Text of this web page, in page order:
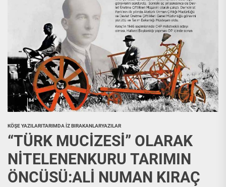
KÖŞE YAZILARITARIMDA İZ BIRAKANLARYAZILAR
“TÜRK MUCİZESİ” OLARAK
NİTELENENKURU TARIMIN
ÖNCÜSÜ:ALİ NUMAN KIRAÇ